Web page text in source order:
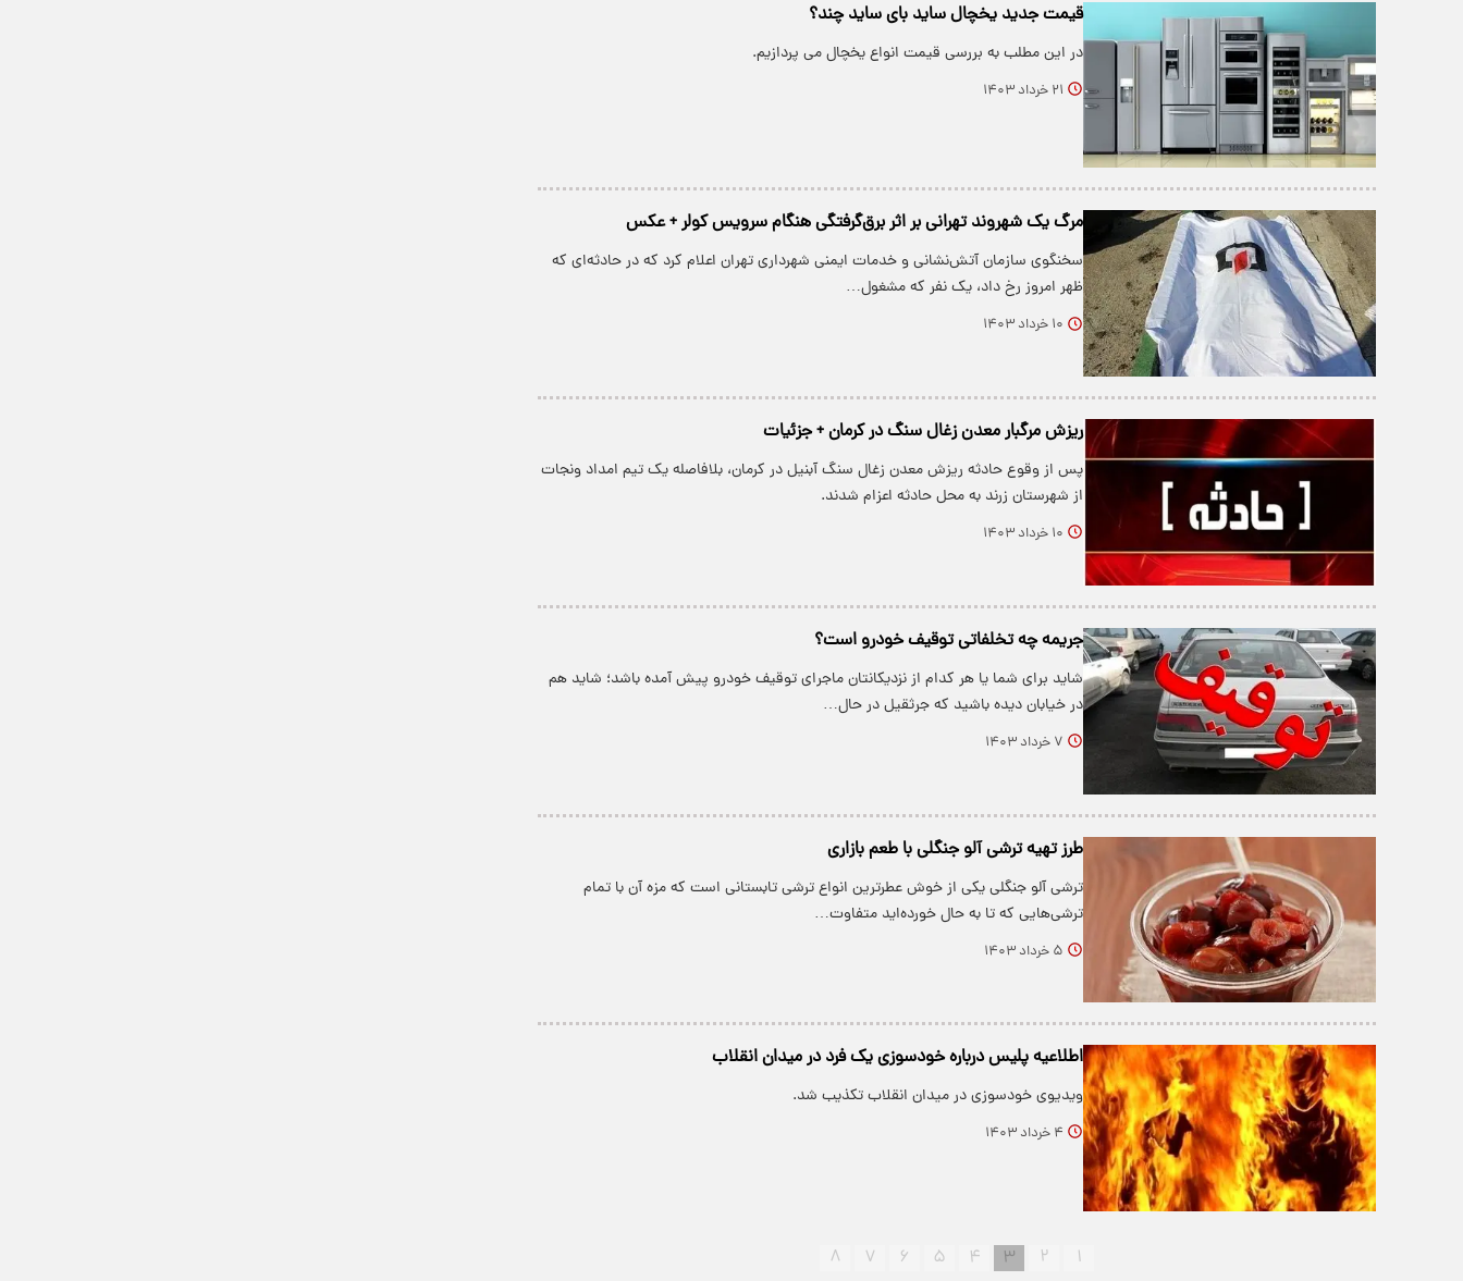
قیمت جدید یخچال ساید بای ساید چند؟
در این مطلب به بررسی قیمت انواع یخچال می پردازیم.
۲۱ خرداد ۱۴۰۳
مرگ یک شهروند تهرانی بر اثر برق‌گرفتگی هنگام سرویس کولر + عکس
سخنگوی سازمان آتش‌نشانی و خدمات ایمنی شهرداری تهران اعلام کرد که در حادثه‌ای که
ظهر امروز رخ داد، یک نفر که مشغول…
۱۰ خرداد ۱۴۰۳
ریزش مرگبار معدن زغال سنگ در کرمان + جزئیات
پس از وقوع حادثه ریزش معدن زغال سنگ آبنیل در کرمان، بلافاصله یک تیم امداد ونجات
از شهرستان زرند به محل حادثه اعزام شدند.
۱۰ خرداد ۱۴۰۳
جریمه چه تخلفاتی توقیف خودرو است؟
شاید برای شما یا هر کدام از نزدیکانتان ماجرای توقیف خودرو پیش آمده باشد؛ شاید هم
در خیابان دیده باشید که جرثقیل در حال…
۷ خرداد ۱۴۰۳
طرز تهیه ترشی آلو جنگلی با طعم بازاری
ترشی آلو جنگلی یکی از خوش عطرترین انواع ترشی تابستانی است که مزه آن با تمام
ترشی‌هایی که تا به حال خورده‌اید متفاوت…
۵ خرداد ۱۴۰۳
اطلاعیه پلیس درباره خودسوزی یک فرد در میدان انقلاب
ویدیوی خودسوزی در میدان انقلاب تکذیب شد.
۴ خرداد ۱۴۰۳
۱ ۲ ۳ ۴ ۵ ۶ ۷ ۸